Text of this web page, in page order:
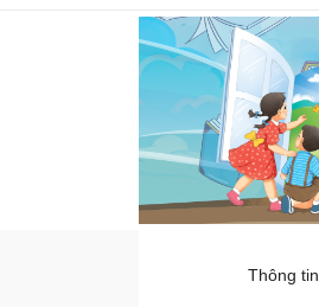
Thông